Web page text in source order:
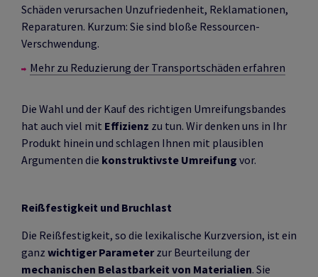
Schäden verursachen Unzufriedenheit, Reklamationen,
Reparaturen. Kurzum: Sie sind bloße Ressourcen-
Verschwendung.
Mehr zu Reduzierung der Transportschäden erfahren
Die Wahl und der Kauf des richtigen Umreifungsbandes
hat auch viel mit Effizienz zu tun. Wir denken uns in Ihr
Produkt hinein und schlagen Ihnen mit plausiblen
Argumenten die konstruktivste Umreifung vor.
Reißfestigkeit und Bruchlast
Die Reißfestigkeit, so die lexikalische Kurzversion, ist ein
ganz wichtiger Parameterzur Beurteilung der
mechanischen Belastbarkeit von Materialien. Sie